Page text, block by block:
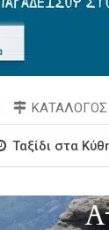
ΚΑΤΑΛΟΓΟΣ
Ταξίδι στα